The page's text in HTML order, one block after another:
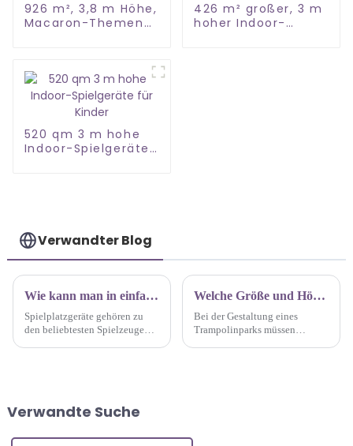
926 m², 3,8 m Höhe,
Macaron-Themen-
426 m² großer, 3 m
hoher Indoor-
520 qm 3 m hohe
Indoor-Spielgeräte
Verwandter Blog
Wie kann man in einfachen Schritten mit der Anschaffung von Spielplatzgeräten beginnen?
Spielplatzgeräte gehören zu
den beliebtesten Spielzeugen
Welche Größe und Höhe wird für einen Indoor-Trampolinpark empfohlen?
Bei der Gestaltung eines
Trampolinparks müssen
Verwandte Suche